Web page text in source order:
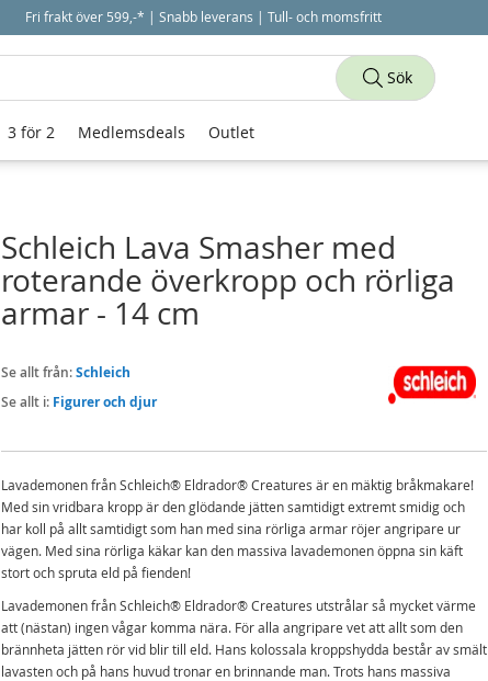
Fri frakt över 599,-* | Snabb leverans | Tull- och momsfritt
Schleich Lava Smasher med
roterande överkropp och rörliga
armar - 14 cm
Se allt från:Schleich
Se allt i: Figurer och djur
Lavademonen från Schleich® Eldrador® Creatures är en mäktig bråkmakare!
Med sin vridbara kropp är den glödande jätten samtidigt extremt smidig och
har koll på allt samtidigt som han med sina rörliga armar röjer angripare ur
vägen. Med sina rörliga käkar kan den massiva lavademonen öppna sin käft
stort och spruta eld på fienden!
Lavademonen från Schleich® Eldrador® Creatures utstrålar så mycket värme
att (nästan) ingen vågar komma nära. För alla angripare vet att allt som den
brännheta jätten rör vid blir till eld. Hans kolossala kroppshydda består av smält
lavasten och på hans huvud tronar en brinnande man. Trots hans massiva
Sök
3 för 2 Medlemsdeals Outlet